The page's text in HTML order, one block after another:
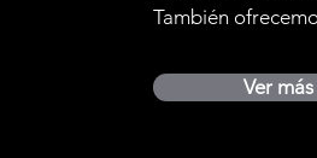
También
Ver más